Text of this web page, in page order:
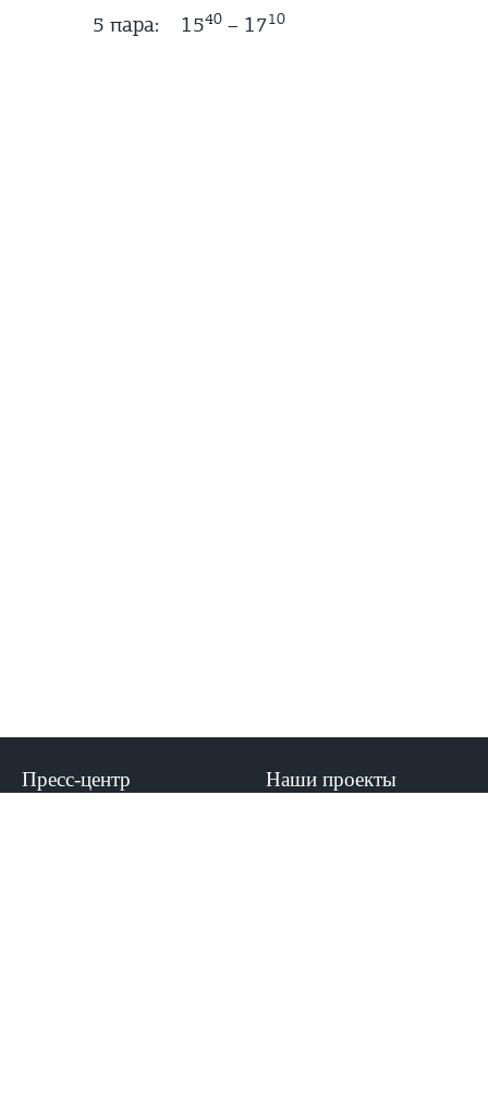
5 пара: 1540 – 1710
Пресс-центр Наши проекты